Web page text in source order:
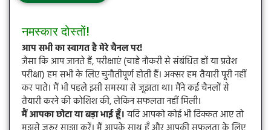
नमस्कार दोस्तों!
आप सभी का स्वागत है मेरे चैनल पर!
जैसा कि आप जानते हैं, परीक्षाएं (चाहे नौकरी से संबंधित हों या प्रवेश
परीक्षा) हम सभी के लिए चुनौतीपूर्ण होती हैं। अक्सर हम तैयारी पूरी नहीं
कर पाते। मैं भी पहले इसी समस्या से जूझता था। मैंने कई चैनलों से
तैयारी करने की कोशिश की, लेकिन सफलता नहीं मिली।
मैं आपका छोटा या बड़ा भाई हूँ।यदि आपको कोई भी दिक्कत आए तो